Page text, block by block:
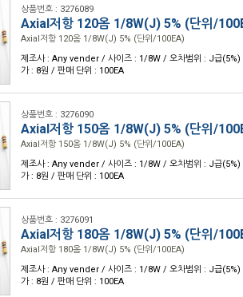
상품번호 : 3276089
Axial저항 120옴 1/8W(J) 5% (단위/
Axial저항 120옴 1/8W(J) 5% (단위/100EA)
제조사 : Any vender / 사이즈 : 1/8W / 오차범위 : J급(5%)
가 : 8원 / 판매 단위 : 100EA
상품번호 : 3276090
Axial저항 150옴 1/8W(J) 5% (단위/
Axial저항 150옴 1/8W(J) 5% (단위/100EA)
제조사 : Any vender / 사이즈 : 1/8W / 오차범위 : J급(5%)
가 : 8원 / 판매 단위 : 100EA
상품번호 : 3276091
Axial저항 180옴 1/8W(J) 5% (단위/
Axial저항 180옴 1/8W(J) 5% (단위/100EA)
제조사 : Any vender / 사이즈 : 1/8W / 오차범위 : J급(5%)
가 : 8원 / 판매 단위 : 100EA